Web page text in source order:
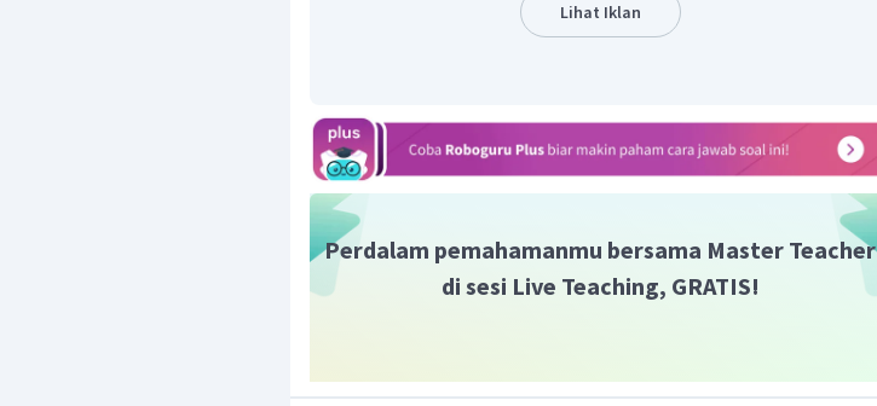
Karena panjang tidak mungkin bernilai negatif sehingga nilai
Diperoleh panjang jari-jari lain
Oleh karena itu, jawaban yang tepat adalah C.
Lihat Iklan
Perdalam pemahamanmu bersama Master Teacher
di sesi Live Teaching, GRATIS!